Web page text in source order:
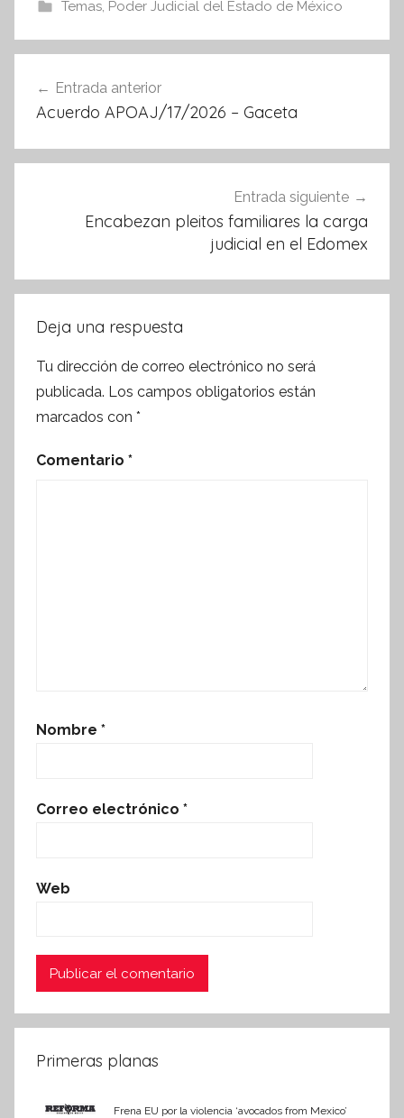
e
b
o
k
er s
A
p
Temas, Poder Judicial del Estado de México
de
Entrada anterior
Acuerdo APOAJ/17/2026 – Gaceta
Entrada siguiente
Encabezan pleitos familiares la carga
judicial en el Edomex
Deja una respuesta
Tu dirección de correo electrónico no será
publicada. Los campos obligatorios están
marcados con *
Comentario *
Nombre *
Correo electrónico *
Web
Primeras planas
Frena EU por la violencia ‘avocados from Mexico’